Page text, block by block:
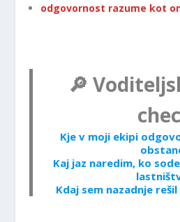
odgovornost razume kot
🔎
Kje v moji ekipi
Kaj jaz naredim, ko
Kdaj sem nazadnje